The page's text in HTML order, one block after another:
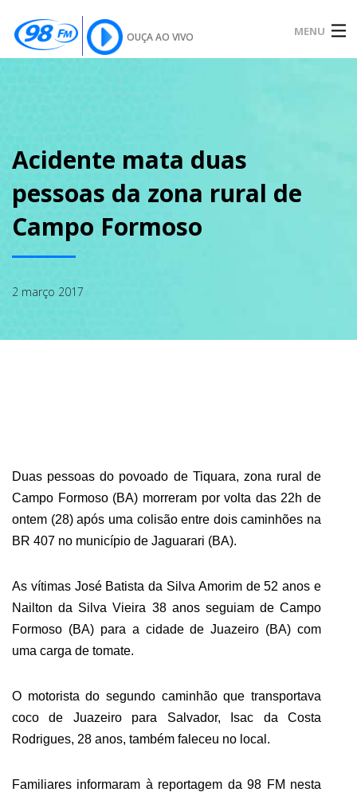
OUÇA AO VIVO MENU
SOBRE
NOTÍCIAS
Acidente mata duas
pessoas da zona rural de
Campo Formoso
2 março 2017
Duas pessoas do povoado de Tiquara, zona rural de
Campo Formoso (BA) morreram por volta das 22h de
ontem (28) após uma colisão entre dois caminhões na
BR 407 no município de Jaguarari (BA).
As vítimas José Batista da Silva Amorim de 52 anos e
Nailton da Silva Vieira 38 anos seguiam de Campo
Formoso (BA) para a cidade de Juazeiro (BA) com
uma carga de tomate.
O motorista do segundo caminhão que transportava
coco de Juazeiro para Salvador, Isac da Costa
Rodrigues, 28 anos, também faleceu no local.
Familiares informaram à reportagem da 98 FM nesta